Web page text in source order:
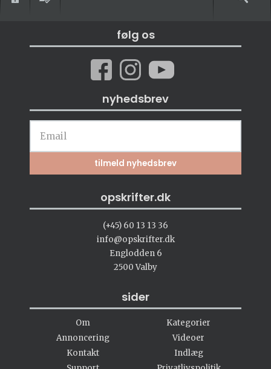
følg os
nyhedsbrev
opskrifter.dk
(+45) 60 13 13 36
info@opskrifter.dk
Englodden 6
2500 Valby
sider
Om
Annoncering
Kontakt
Kategorier
Videoer
Indlæg